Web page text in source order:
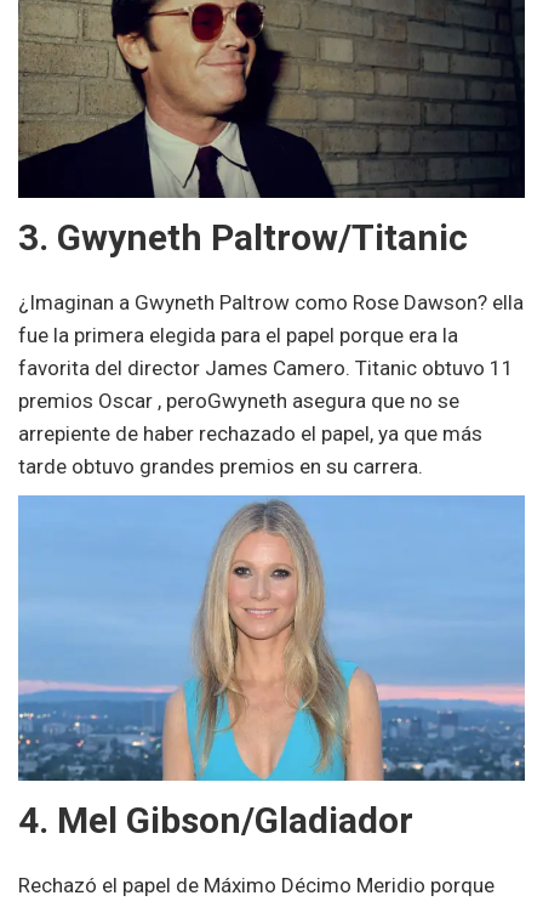
3. Gwyneth Paltrow/Titanic
¿Imaginan a Gwyneth Paltrow como Rose Dawson? ella
fue la primera elegida para el papel porque era la
favorita del director James Camero. Titanic obtuvo 11
premios Oscar , peroGwyneth asegura que no se
arrepiente de haber rechazado el papel, ya que más
tarde obtuvo grandes premios en su carrera.
4. Mel Gibson/Gladiador
Rechazó el papel de Máximo Décimo Meridio porque